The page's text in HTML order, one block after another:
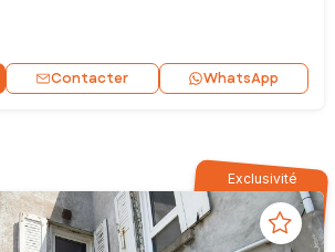
Contacter WhatsApp
Exclusivité